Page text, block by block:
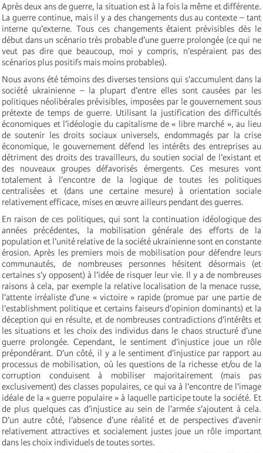
Après deux ans de guerre, la situation est à la fois la même et différente.
La guerre continue, mais il y a des changements dus au contexte – tant
interne qu’externe. Tous ces changements étaient prévisibles dès le
début dans un scénario très probable d’une guerre prolongée (ce qui ne
veut pas dire que beaucoup, moi y compris, n’espéraient pas des
scénarios plus positifs mais moins probables).
Nous avons été témoins des diverses tensions qui s’accumulent dans la
société ukrainienne – la plupart d’entre elles sont causées par les
politiques néolibérales prévisibles, imposées par le gouvernement sous
prétexte de temps de guerre. Utilisant la justification des difficultés
économiques et l’idéologie du capitalisme de « libre marché », au lieu
de soutenir les droits sociaux universels, endommagés par la crise
économique, le gouvernement défend les intérêts des entreprises au
détriment des droits des travailleurs, du soutien social de l’existant et
des nouveaux groupes défavorisés émergents. Ces mesures vont
totalement à l’encontre de la logique de toutes les politiques
centralisées et (dans une certaine mesure) à orientation sociale
relativement efficace, mises en œuvre ailleurs pendant des guerres.
En raison de ces politiques, qui sont la continuation idéologique des
années précédentes, la mobilisation générale des efforts de la
population et l’unité relative de la société ukrainienne sont en constante
érosion. Après les premiers mois de mobilisation pour défendre leurs
communautés, de nombreuses personnes hésitent désormais (et
certaines s’y opposent) à l’idée de risquer leur vie. Il y a de nombreuses
raisons à cela, par exemple la relative localisation de la menace russe,
l’attente irréaliste d’une « victoire » rapide (promue par une partie de
l’establishment politique et certains faiseurs d’opinion dominants) et la
déception qui en résulte, et de nombreuses contradictions d’intérêts et
les situations et les choix des individus dans le chaos structuré d’une
guerre prolongée. Cependant, le sentiment d’injustice joue un rôle
prépondérant. D’un côté, il y a le sentiment d’injustice par rapport au
processus de mobilisation, où les questions de la richesse et/ou de la
corruption conduisent à mobiliser majoritairement (mais pas
exclusivement) des classes populaires, ce qui va à l’encontre de l’image
idéale de la « guerre populaire » à laquelle participe toute la société. Et
de plus quelques cas d’injustice au sein de l’armée s’ajoutent à cela.
D’un autre côté, l’absence d’une réalité et de perspectives d’avenir
relativement attractives et socialement justes joue un rôle important
dans les choix individuels de toutes sortes.